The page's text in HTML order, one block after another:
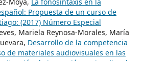
Propuesta de un curso de
(2017) Número Especial
Mariela Reynosa-Morales, María
Desarrollo de la competencia
de materiales audiovisuales en las